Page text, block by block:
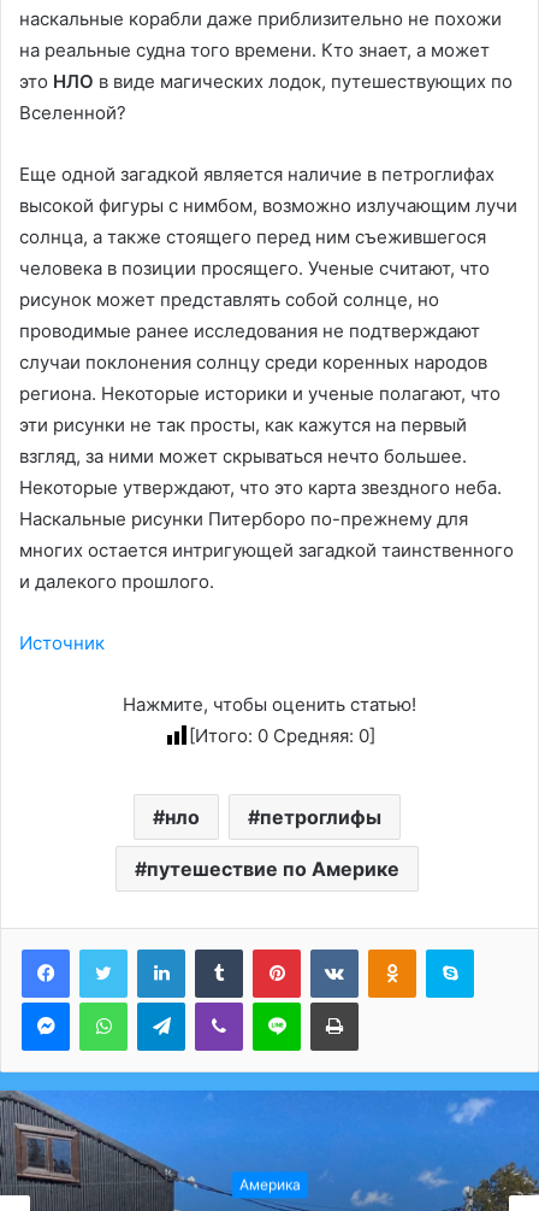
наскальные корабли даже приблизительно не похожи
на реальные судна того времени. Кто знает, а может
это НЛО в виде магических лодок, путешествующих по
Вселенной?
Еще одной загадкой является наличие в петроглифах
высокой фигуры с нимбом, возможно излучающим лучи
солнца, а также стоящего перед ним съежившегося
человека в позиции просящего. Ученые считают, что
рисунок может представлять собой солнце, но
проводимые ранее исследования не подтверждают
случаи поклонения солнцу среди коренных народов
региона. Некоторые историки и ученые полагают, что
эти рисунки не так просты, как кажутся на первый
взгляд, за ними может скрываться нечто большее.
Некоторые утверждают, что это карта звездного неба.
Наскальные рисунки Питерборо по-прежнему для
многих остается интригующей загадкой таинственного
и далекого прошлого.
Источник
Нажмите, чтобы оценить статью!
[Итого: 0Средняя: 0]
нло петроглифы
путешествие по Америке
LinkedInTumblr PinterestВконтактеОдноклассники
Skype
MessengerWhatsAppTelegramViber Line Печатать
Америка